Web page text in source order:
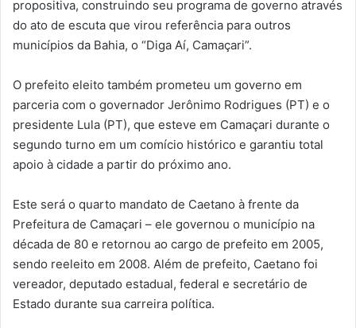
propositiva, construindo seu programa de governo através
do ato de escuta que virou referência para outros
municípios da Bahia, o “Diga Aí, Camaçari”.
O prefeito eleito também prometeu um governo em
parceria com o governador Jerônimo Rodrigues (PT) e o
presidente Lula (PT), que esteve em Camaçari durante o
segundo turno em um comício histórico e garantiu total
apoio à cidade a partir do próximo ano.
Este será o quarto mandato de Caetano à frente da
Prefeitura de Camaçari – ele governou o município na
década de 80 e retornou ao cargo de prefeito em 2005,
sendo reeleito em 2008. Além de prefeito, Caetano foi
vereador, deputado estadual, federal e secretário de
Estado durante sua carreira política.